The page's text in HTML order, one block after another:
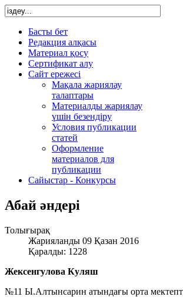
Басты бет
Редакция алқасы
Материал қосу
Сертификат алу
Сайт ережесі
Мақала жариялау
талаптары
Материалды жариялау
үшін безендіру
Условия публикации
статей
Оформление
материалов для
публикации
Сайыстар - Конкурсы
Абай әндері
Толығырақ
Жарияланды 09 Қазан 2016
Қаралды: 1228
Жексенгулова Куляш
№11 Ы.Алтынсарин атындағы орта